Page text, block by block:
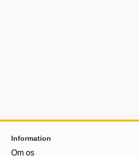
Sidefodsinhold Blandet
Information
Om os